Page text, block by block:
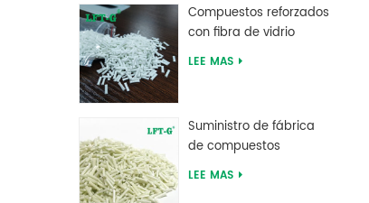
Compuestos reforzados
con fibra de vidrio
larga de tereftalato de
LEE MAS
Suministro de fábrica
de compuestos
reforzados con fibra de
LEE MAS